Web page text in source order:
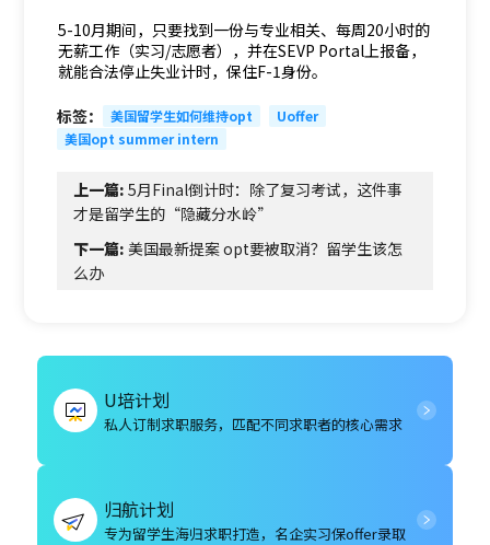
5-10月期间，只要找到一份与专业相关、每周20小时的
无薪工作（实习/志愿者），并在SEVP Portal上报备，
就能合法停止失业计时，保住F-1身份。
标签： 美国留学生如何维持opt
Uoffer
美国opt summer intern
上一篇:5月Final倒计时：除了复习考试，这件事
才是留学生的“隐藏分水岭”
下一篇:美国最新提案 opt要被取消？留学生该怎
么办
U培计划
私人订制求职服务，匹配不同求职者的核心需求
归航计划
专为留学生海归求职打造，名企实习保offer录取